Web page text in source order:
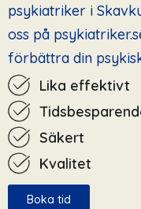
psykiatriker i
oss på
förbättra din
Lika effektivt
Säkert
Kvalitet
Boka tid